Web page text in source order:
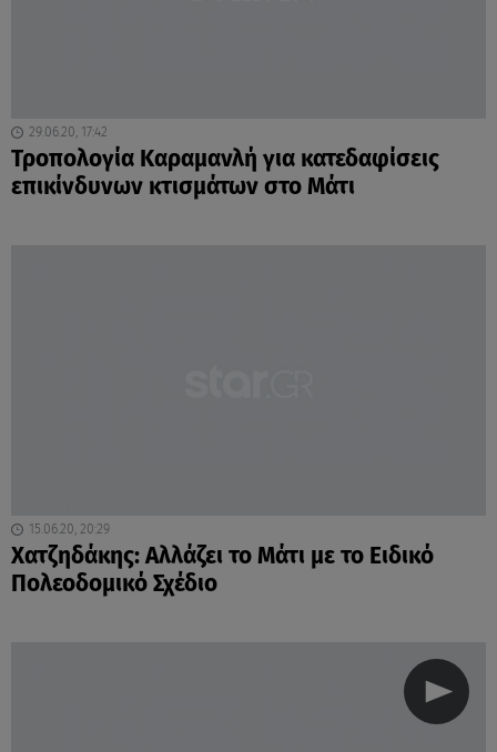
29.06.20, 17:42
Τροπολογία Καραμανλή για κατεδαφίσεις
επικίνδυνων κτισμάτων στο Μάτι
15.06.20, 20:29
Χατζηδάκης: Αλλάζει το Μάτι με το Ειδικό
Πολεοδομικό Σχέδιο